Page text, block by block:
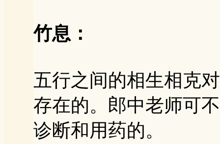
竹息：
五行之间的相生相克
存在的。郎中老师可
诊断和用药的。